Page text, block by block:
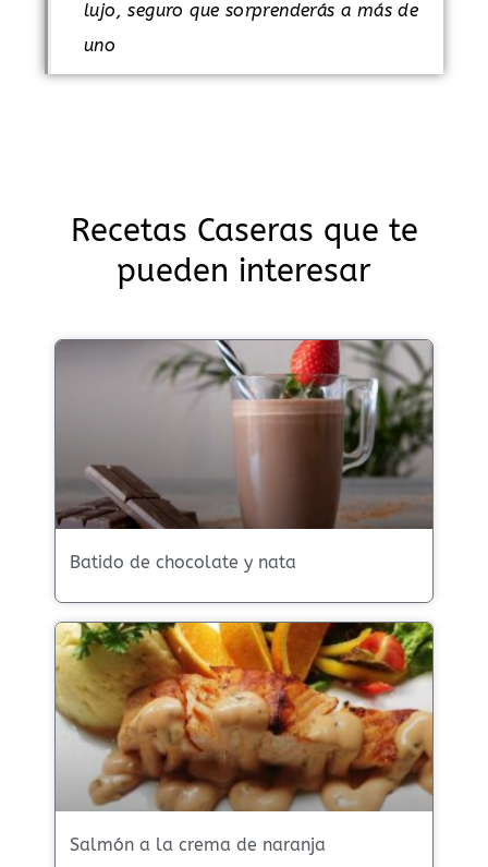
lujo, seguro que sorprenderás a más de
uno
Recetas Caseras que te
pueden interesar
Batido de chocolate y nata
Salmón a la crema de naranja